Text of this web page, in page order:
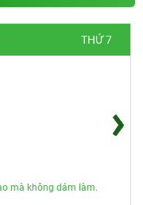
THỨ 7
mà không dám làm.